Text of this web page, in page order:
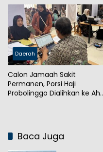
Daerah
Calon Jamaah Sakit
Permanen, Porsi Haji
Probolinggo Dialihkan ke Ahli
Baca Juga